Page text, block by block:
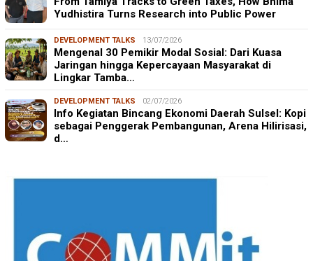
Yudhistira Turns Research into Public Power
DEVELOPMENT TALKS 13/07/2026
Mengenal 30 Pemikir Modal Sosial: Dari Kuasa
Jaringan hingga Kepercayaan Masyarakat di
Lingkar Tamba…
DEVELOPMENT TALKS 02/07/2026
Info Kegiatan Bincang Ekonomi Daerah Sulsel: Kopi
sebagai Penggerak Pembangunan, Arena Hilirisasi,
d…